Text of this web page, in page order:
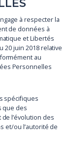
à respecter la
de données à
et Libertés
20 juin 2018 relative
au
Personnelles
spécifiques
que des
l’évolution des
et/ou l’autorité de